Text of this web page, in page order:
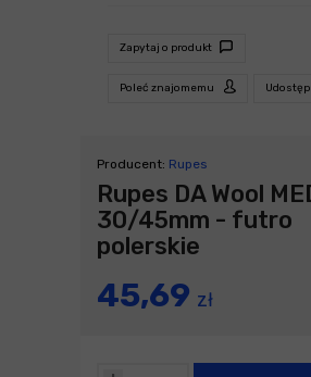
Zapytaj o produkt
Poleć znajomemu
Producent: Rupes
Rupes DA Wool
30/45mm - futro
polerskie
45,69 zł